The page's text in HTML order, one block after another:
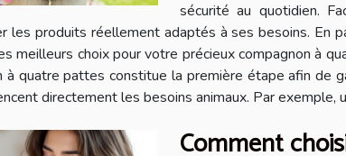
sécurité au quotidien.
les produits réellement adaptés à ses besoins. En
meilleurs choix pour votre précieux compagnon à
à quatre pattes constitue la première étape afin de
directement les besoins animaux. Par exemple,
Comment